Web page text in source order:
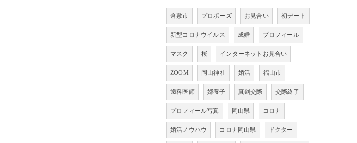
倉敷市 プロポーズ お見合い 初デート
新型コロナウイルス 成婚 プロフィール
マスク 桜 インターネットお見合い
ZOOM 岡山神社 婚活 福山市
歯科医師 婿養子 真剣交際 交際終了
プロフィール写真 岡山県 コロナ
婚活ノウハウ コロナ岡山県 ドクター